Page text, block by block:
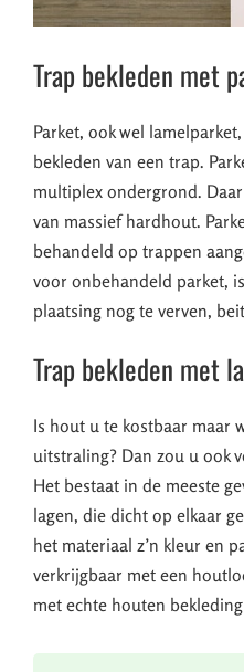
Trap bekleden met
Parket, ook wel
bekleden van een trap.
multiplex ondergrond.
van massief hardhout.
behandeld op trappen
voor onbehandeld parket,
plaatsing nog te verven,
Trap bekleden met
Is hout u te kostbaar maar
uitstraling? Dan zou u ook
Het bestaat in de meeste
lagen, die dicht op elkaar
het materiaal z’n kleur en
verkrijgbaar met een
met echte houten